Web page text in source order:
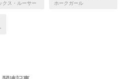
クス・ルーサー ホークガール